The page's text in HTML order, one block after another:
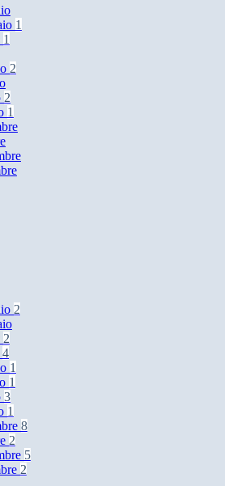
1
1
2
2
1
2
2
4
1
1
3
1
8
2
5
2